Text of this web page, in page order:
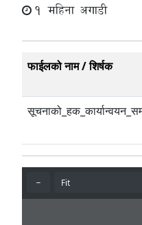
1 महिना अगाडी
फाईलको नाम / शिर्षक